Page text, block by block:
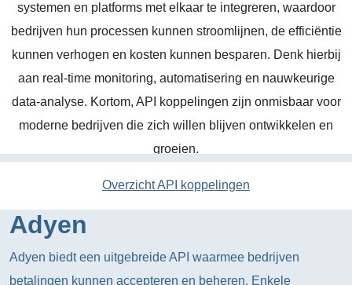
systemen en platforms met elkaar te integreren, waardoor
bedrijven hun processen kunnen stroomlijnen, de efficiëntie
kunnen verhogen en kosten kunnen besparen. Denk hierbij
aan real-time monitoring, automatisering en nauwkeurige
data-analyse. Kortom, API koppelingen zijn onmisbaar voor
moderne bedrijven die zich willen blijven ontwikkelen en
groeien.
Overzicht API koppelingen
Adyen
Adyen biedt een uitgebreide API waarmee bedrijven
betalingen kunnen accepteren en beheren. Enkele